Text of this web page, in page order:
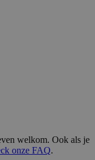
welkom. Ook als je
onze FAQ.